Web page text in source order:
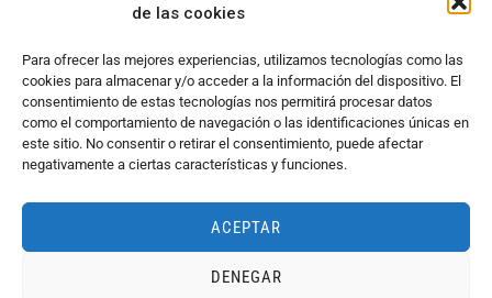
de las cookies
Para ofrecer las mejores experiencias, utilizamos tecnologías como las
cookies para almacenar y/o acceder a la información del dispositivo. El
consentimiento de estas tecnologías nos permitirá procesar datos
como el comportamiento de navegación o las identificaciones únicas en
este sitio. No consentir o retirar el consentimiento, puede afectar
negativamente a ciertas características y funciones.
ACEPTAR
DENEGAR
Política de cookies (UE)